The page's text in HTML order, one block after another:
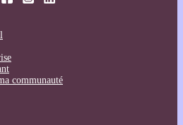
communauté